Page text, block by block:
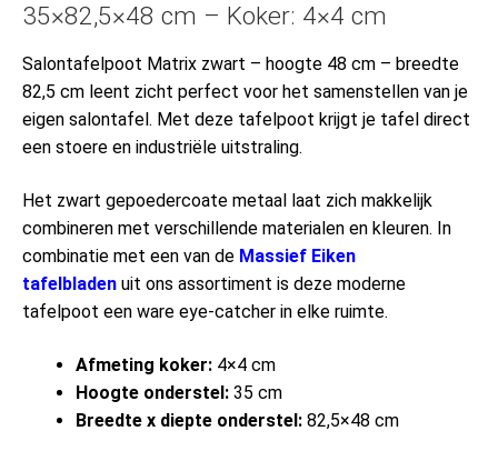
35×82,5×48 cm – Koker: 4×4 cm
Salontafelpoot Matrix zwart – hoogte 48 cm – breedte
82,5 cm leent zicht perfect voor het samenstellen van je
eigen salontafel. Met deze tafelpoot krijgt je tafel direct
een stoere en industriële uitstraling.
Het zwart gepoedercoate metaal laat zich makkelijk
combineren met verschillende materialen en kleuren. In
combinatie met een van de Massief Eiken
tafelbladen uit ons assortiment is deze moderne
tafelpoot een ware eye-catcher in elke ruimte.
Afmeting koker: 4×4 cm
Hoogte onderstel: 35 cm
Breedte x diepte onderstel: 82,5×48 cm